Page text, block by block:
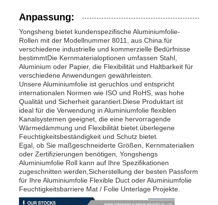
Anpassung:
Yongsheng bietet kundenspezifische Aluminiumfolie-
Rollen mit der Modellnummer 8011, aus China.für
verschiedene industrielle und kommerzielle Bedürfnisse
bestimmtDie Kernmaterialoptionen umfassen Stahl,
Aluminium oder Papier, die Flexibilität und Haltbarkeit für
verschiedene Anwendungen gewährleisten.
Unsere Aluminiumfolie ist geruchlos und entspricht
internationalen Normen wie ISO und RoHS, was hohe
Qualität und Sicherheit garantiert.Diese Produktart ist
ideal für die Verwendung in Aluminiumfolie flexiblen
Kanalsystemen geeignet, die eine hervorragende
Wärmedämmung und Flexibilität bietet.überlegene
Feuchtigkeitsbeständigkeit und Schutz bietet.
Egal, ob Sie maßgeschneiderte Größen, Kernmaterialien
oder Zertifizierungen benötigen, Yongshengs
Aluminiumfolie Roll kann auf Ihre Spezifikationen
zugeschnitten werden,Sicherstellung der besten Passform
für Ihre Aluminiumfolie Flexible Duct oder Aluminiumfolie
Feuchtigkeitsbarriere Mat / Folie Unterlage Projekte.